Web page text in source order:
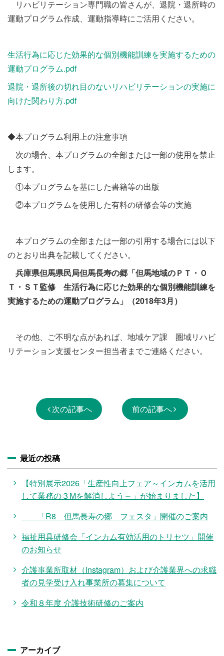
リハビリテーション専門職の皆さんが、退院・退所時の
運動プログラム作成、運動指導時にご活用ください。
生活行為に応じた効果的な個別機能訓練を実施するための
運動プログラム.pdf
退院・退所後の切れ目のないリハビリテーションの実施に
向けた関わり方.pdf
◆本プログラム利用上の注意事項
次の場合、本プログラムの全部または一部の使用を禁止
します。
①本プログラムを基にした書籍等の出版
②本プログラムを使用した有料の研修会等の実施
本プログラムの全部または一部の引用する場合には以下
のとおり出典を記載してください。
兵庫県但馬県民局但馬長寿の郷「但馬地域のＰＴ・Ｏ
Ｔ・ＳＴ監修 生活行為に応じた効果的な個別機能訓練を
実施するための運動プログラム」（2018年3月）
その他、ご不明な点があれば、地域ケア課 圏域リハビ
リテーション支援センター担当者までご連絡ください。
次の記事へ 前の記事へ
最近の投稿
【特別展示2026「生産性向上フェア～インカムを活用
して業務の３Mを解消しよう～」が始まりました】
「R8 但馬長寿の郷 フェスタ」開催のご案内
福祉用具研修会「インカム有効活用のトリセツ」開催
のお知らせ
介護事業所取材（Instagram）および介護業界への求職
者の見学受け入れ事業所の募集について
令和８年度 介護技術研修のご案内
アーカイブ